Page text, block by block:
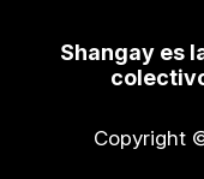
Shangay es
Copyright